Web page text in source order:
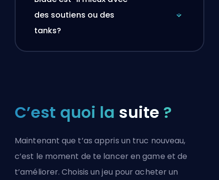
des soutiens ou des
tanks?
C’est quoi la suite ?
Maintenant que t’as appris un truc nouveau,
c’est le moment de te lancer en game et de
t’améliorer. Choisis un jeu pour acheter un